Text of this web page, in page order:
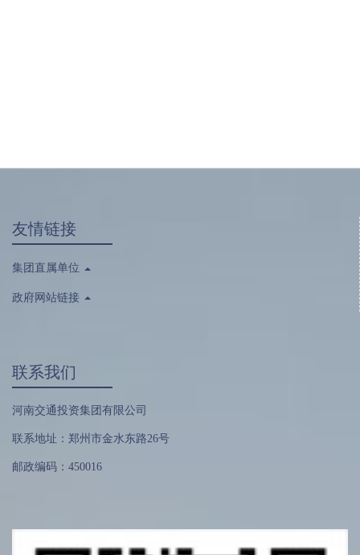
友情链接
集团直属单位
政府网站链接
联系我们
河南交通投资集团有限公司
联系地址：郑州市金水东路26号
邮政编码：450016